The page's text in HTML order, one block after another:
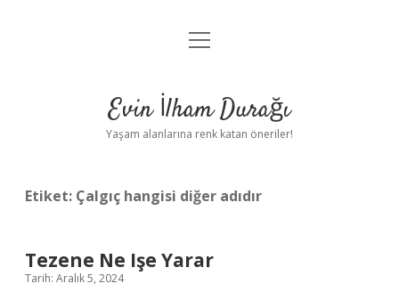
Anasayfa
Yasal Uyarı
menüyü
Evin İlham Durağı
Yaşam alanlarına renk katan öneriler!
Etiket: Çalgıç hangisi diğer adıdır
Tezene Ne Işe Yarar
Tarih: Aralık 5, 2024